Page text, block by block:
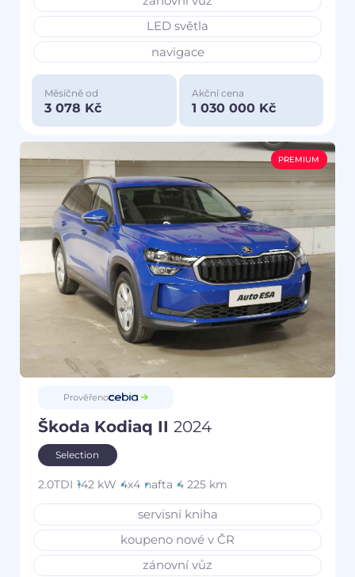
LED světla
navigace
Měsíčně od
3 078 Kč
Akční cena
1 030 000 Kč
PREMIUM
Prověřeno
Škoda Kodiaq II 2024
Selection
2.0TDI 142 kW 4x4 nafta 4 225 km
servisní kniha
koupeno nové v ČR
zánovní vůz